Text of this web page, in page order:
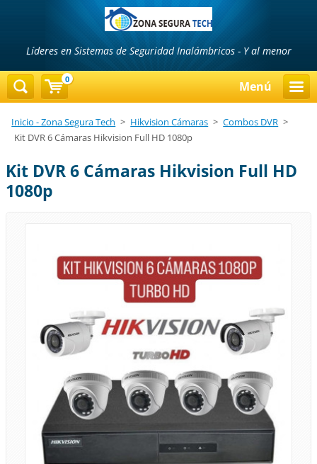
Líderes en Sistemas de Seguridad Inalámbricos - Y al menor
Menú
Inicio - Zona Segura Tech > Hikvision Cámaras > Combos DVR >
Kit DVR 6 Cámaras Hikvision Full HD 1080p
Kit DVR 6 Cámaras Hikvision Full HD
1080p
0